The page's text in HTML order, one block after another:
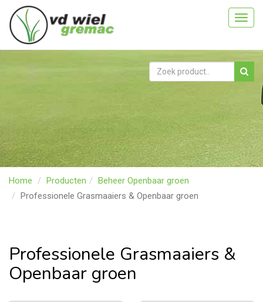
Home Producten
Beheer Openbaar groen
Professionele Grasmaaiers & Openbaar groen
Professionele Grasmaaiers &
Openbaar groen